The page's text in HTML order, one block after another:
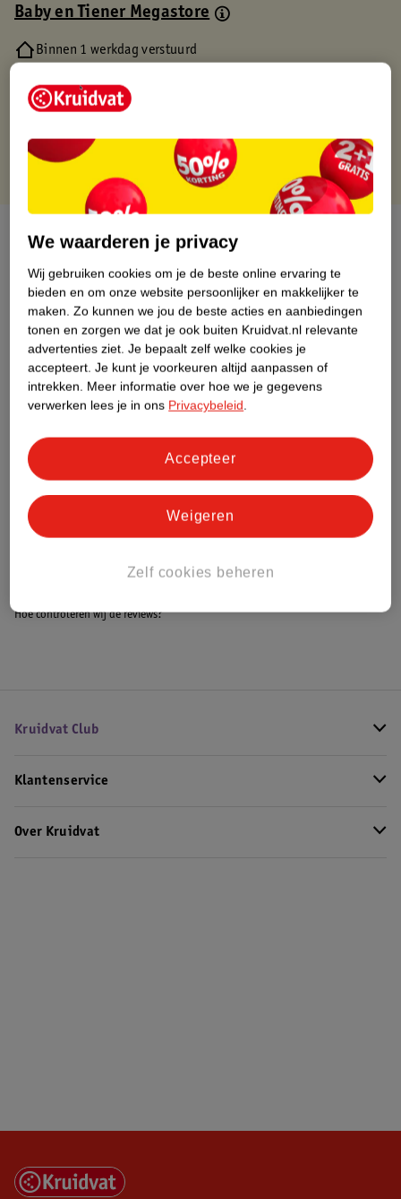
Baby en Tiener Megastore
Binnen 1 werkdag verstuurd
Gratis retourneren via verkooppartner.
Gratis punten met je Kruidvat kaart
Over dit product
Productinformatie
Nature Impact Score
Dit product heeft (nog) geen Nature
Impact Score.
Meer informatie
Bestel & Bezorginformatie
Bekijk ook
Alle Slaaptrainers
Hoe controleren wij de reviews?
Kruidvat Club
Klantenservice
Over Kruidvat
We waarderen je privacy
Wij gebruiken cookies om je de beste online ervaring te
bieden en om onze website persoonlijker en makkelijker te
maken. Zo kunnen we jou de beste acties en aanbiedingen
tonen en zorgen we dat je ook buiten Kruidvat.nl relevante
advertenties ziet. Je bepaalt zelf welke cookies je
accepteert. Je kunt je voorkeuren altijd aanpassen of
intrekken. Meer informatie over hoe we je gegevens
verwerken lees je in ons Privacybeleid.
Zelf cookies beheren
Weigeren
Accepteer